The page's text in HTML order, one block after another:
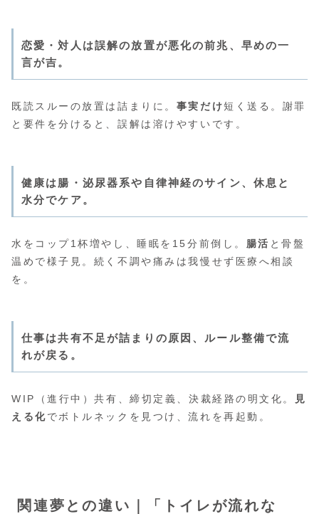
恋愛・対人は誤解の放置が悪化の前兆、早めの一
言が吉。
既読スルーの放置は詰まりに。 事実だけ短く送る。謝罪
と要件を分けると、誤解は溶けやすいです。
健康は腸・泌尿器系や自律神経のサイン、休息と
水分でケア。
水をコップ1杯増やし、睡眠を15分前倒し。 腸活 と骨盤
温めで様子見。続く不調や痛みは我慢せず医療へ相談
を。
仕事は共有不足が詰まりの原因、ルール整備で流
れが戻る。
WIP（進行中）共有、締切定義、決裁経路の明文化。
見
える化でボトルネックを見つけ、流れを再起動。
関連夢との違い｜「トイレが流れな